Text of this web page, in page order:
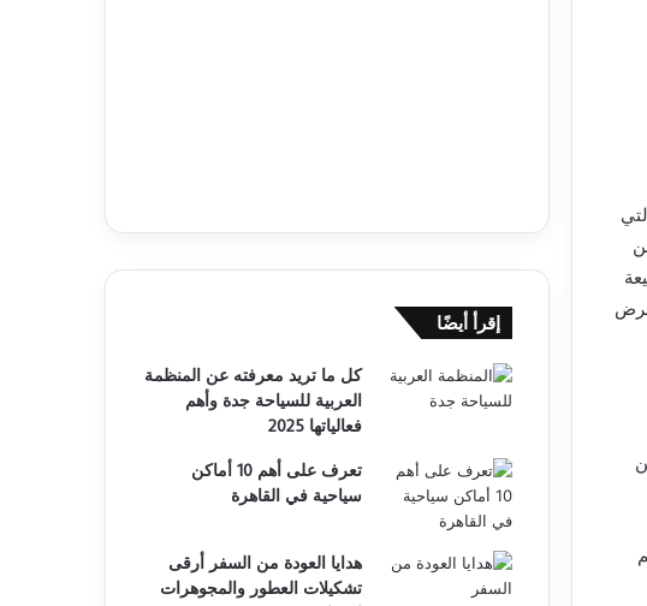
إقرأ أيضًا
كل ما تريد معرفته عن المنظمة
العربية للسياحة جدة وأهم
فعالياتها 2025
تعرف على أهم 10 أماكن
سياحية في القاهرة
هدايا العودة من السفر أرقى
تشكيلات العطور والمجوهرات